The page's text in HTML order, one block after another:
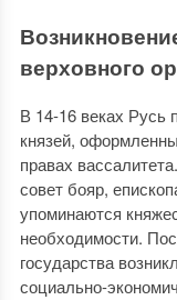
верховного
В 14-16 веках Русь
князей,
правах
совет бояр,
упоминаются
необходимости.
государства
социально-